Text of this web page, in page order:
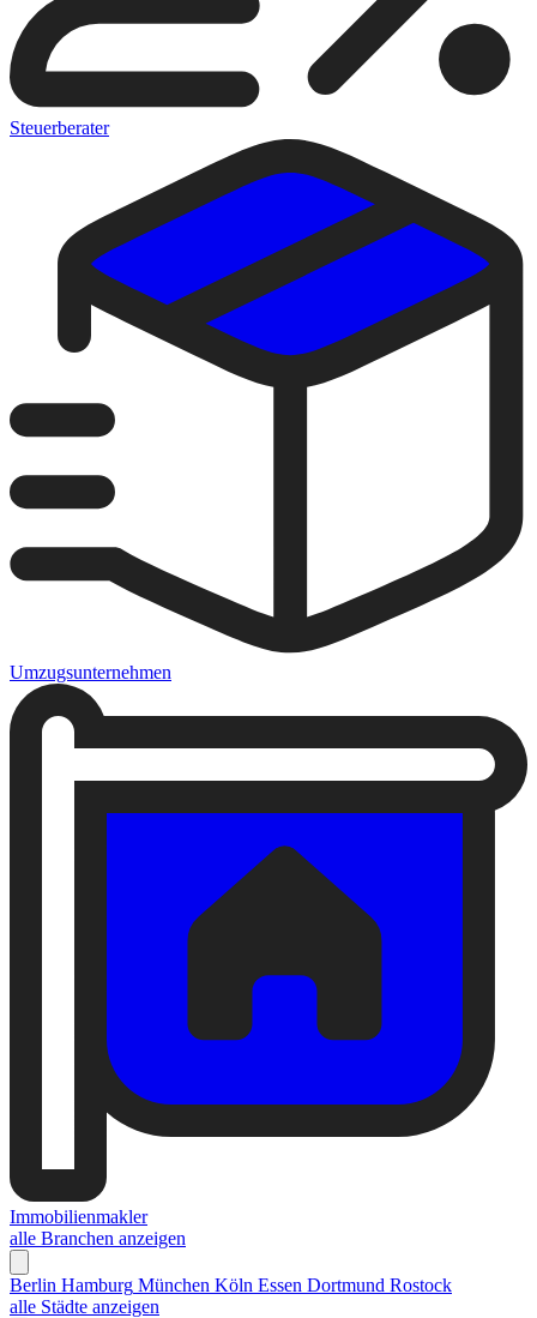
Steuerberater
Umzugsunternehmen
Immobilienmakler
alle Branchen anzeigen
Berlin Hamburg München Köln Essen Dortmund Rostock
alle Städte anzeigen